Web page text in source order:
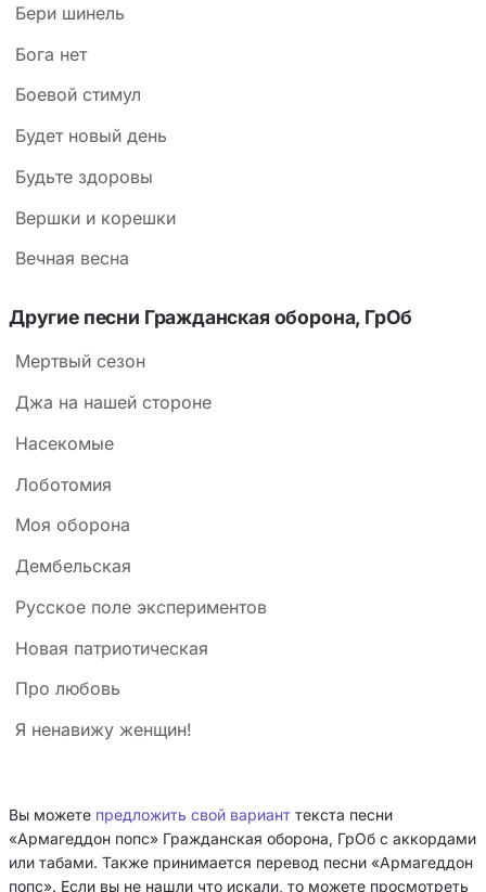
Бери шинель
Бога нет
Боевой стимул
Будет новый день
Будьте здоровы
Вершки и корешки
Вечная весна
Другие песни Гражданская оборона, ГрОб
Мертвый сезон
Джа на нашей стороне
Насекомые
Лоботомия
Моя оборона
Дембельская
Русское поле экспериментов
Новая патриотическая
Про любовь
Я ненавижу женщин!
Вы можете предложить свой вариант текста песни
«Армагеддон попс» Гражданская оборона, ГрОб с аккордами
или табами. Также принимается перевод песни «Армагеддон
попс». Если вы не нашли что искали, то можете просмотреть